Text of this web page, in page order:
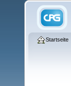
Startseite